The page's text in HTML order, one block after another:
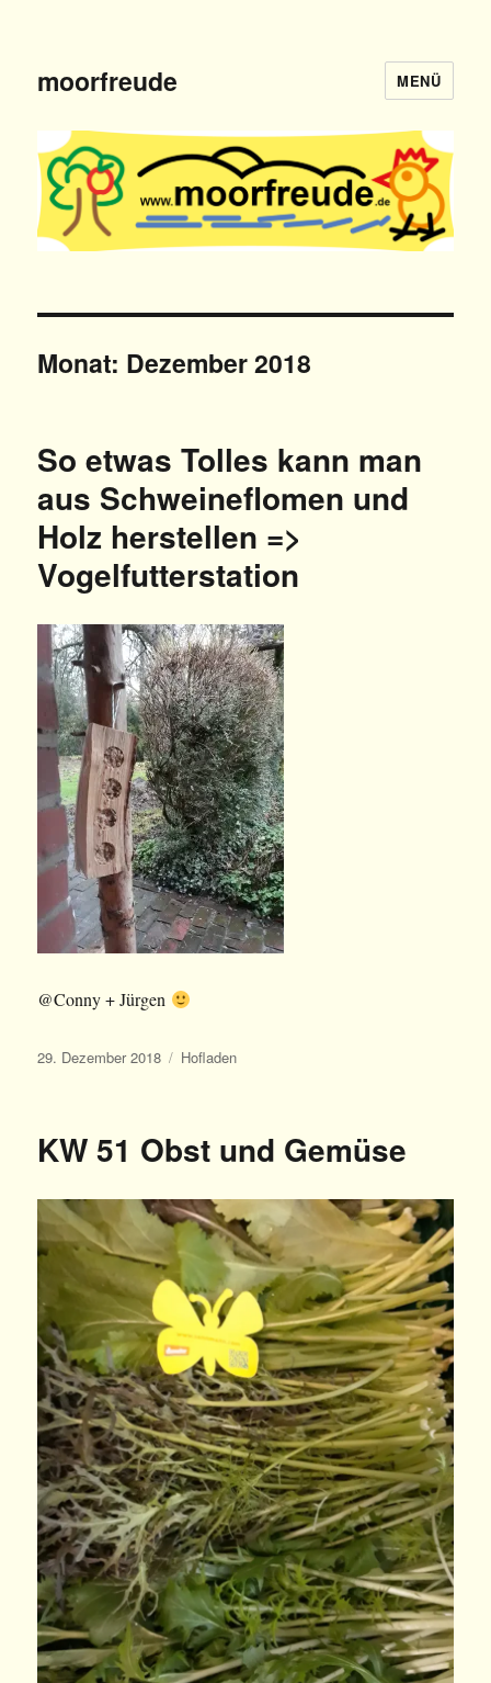
moorfreude MENÜ
Monat: Dezember 2018
So etwas Tolles kann man
aus Schweineflomen und
Holz herstellen =>
Vogelfutterstation
@Conny + Jürgen
Veröffentlicht
29. Dezember 2018 Kategorien
Hofladen
KW 51 Obst und Gemüse